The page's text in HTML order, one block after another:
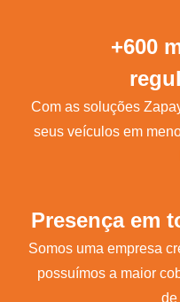
+600
Com as soluções
seus veículos em
Presença em
Somos uma empresa
possuímos a maior
de